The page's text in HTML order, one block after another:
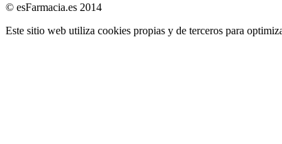
© esFarmacia.es 2014
Este sitio web utiliza cookies propias y de terceros para